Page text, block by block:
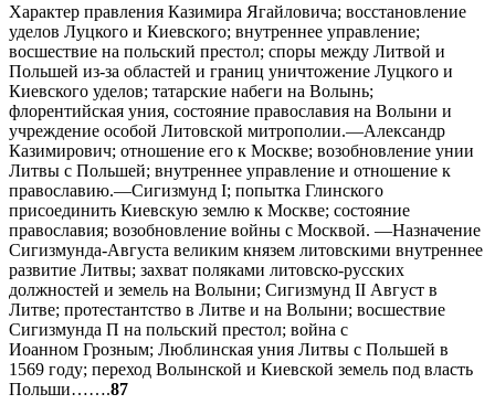
Характер правления Казимира Ягайловича; восстановление
уделов Луцкого и Киевского; внутреннее управление;
восшествие на польский престол; споры между Литвой и
Польшей из-за областей и границ уничтожение Луцкого и
Киевского уделов; татарские набеги на Волынь;
флорентийская уния, состояние православия на Волыни и
учреждение особой Литовской митрополии.—Александр
Казимирович; отношение его к Москве; возобновление унии
Литвы с Польшей; внутреннее управление и отношение к
православию.—Сигизмунд I; попытка Глинского
присоединить Киевскую землю к Москве; состояние
православия; возобновление войны с Москвой. —Назначение
Сигизмунда-Августа великим князем литовскими внутреннее
развитие Литвы; захват поляками литовско-русских
должностей и земель на Волыни; Сигизмунд II Август в
Литве; протестантство в Литве и на Волыни; восшествие
Сигизмунда П на польский престол; война с
Иоанном Грозным; Люблинская уния Литвы с Польшей в
1569 году; переход Волынской и Киевской земель под власть
Польши…….87